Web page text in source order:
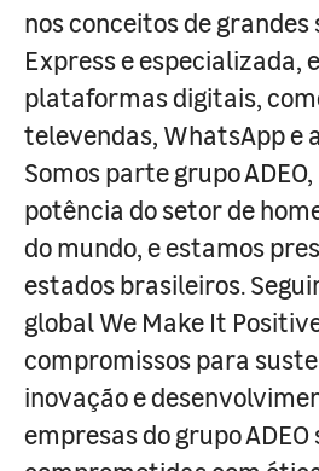
nos conceitos de
Express e especializada,
plataformas digitais,
televendas, WhatsApp e
Somos parte grupo
potência do setor de
do mundo, e estamos
estados brasileiros.
global We Make It
compromissos para
inovação e
empresas do grupo ADEO